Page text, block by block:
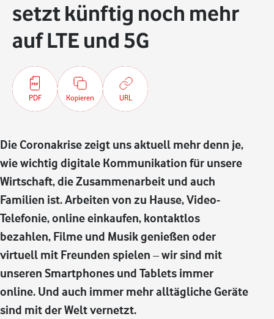
setzt künftig noch mehr
auf LTE und 5G
PDF Kopieren URL
Die Coronakrise zeigt uns aktuell mehr denn je,
wie wichtig digitale Kommunikation für unsere
Wirtschaft, die Zusammenarbeit und auch
Familien ist. Arbeiten von zu Hause, Video-
Telefonie, online einkaufen, kontaktlos
bezahlen, Filme und Musik genießen oder
virtuell mit Freunden spielen – wir sind mit
unseren Smartphones und Tablets immer
online. Und auch immer mehr alltägliche Geräte
sind mit der Welt vernetzt.